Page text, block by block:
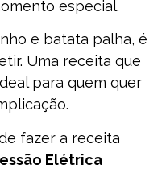
especial.
e batata palha, é
Uma receita que
para quem quer
fazer a receita
Elétrica